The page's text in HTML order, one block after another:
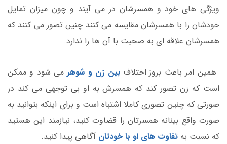
ویژگی های خود و همسرشان در می آیند و چون میزان تمایل
خودشان را با همسرشان مقایسه می کنند چنین تصور می کنند که
همسرشان علاقه ای به صحبت با آن ها را ندارد.
همین امر باعث بروز اختلاف بین زن و شوهر می شود و ممکن
است که زن تصور کند که همسرش به او بی توجهی می کند در
صورتی که چنین تصوری کاملا اشتباه است و برای اینکه بتوانید به
صورت واقع بینانه همسرتان را قضاوت کنید، نیازمند این هستید
که نسبت به تفاوت های او با خودتان آگاهی پیدا کنید.